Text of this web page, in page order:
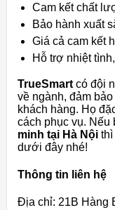
Cam kết chất
Bảo hành xuất
Giá cả cam kết
Hỗ trợ nhiệt
TrueSmart có đội
về ngành, đảm
khách hàng. Họ
cách phục vụ. Nếu
minh tại Hà Nội thì
dưới đây nhé!
Thông tin liên hệ
Địa chỉ: 21B Hàng